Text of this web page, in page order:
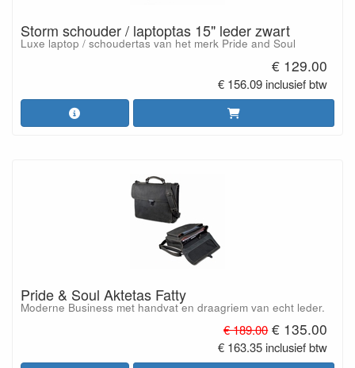
Storm schouder / laptoptas 15" leder zwart
Luxe laptop / schoudertas van het merk Pride and Soul
€ 129.00
€ 156.09 inclusief btw
Pride & Soul Aktetas Fatty
Moderne Business met handvat en draagriem van echt leder.
€ 189.00 € 135.00
€ 163.35 inclusief btw